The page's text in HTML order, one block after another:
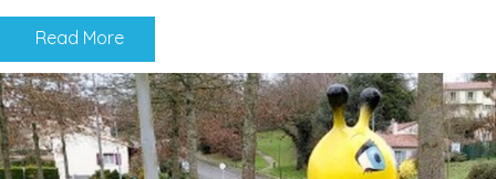
Read More